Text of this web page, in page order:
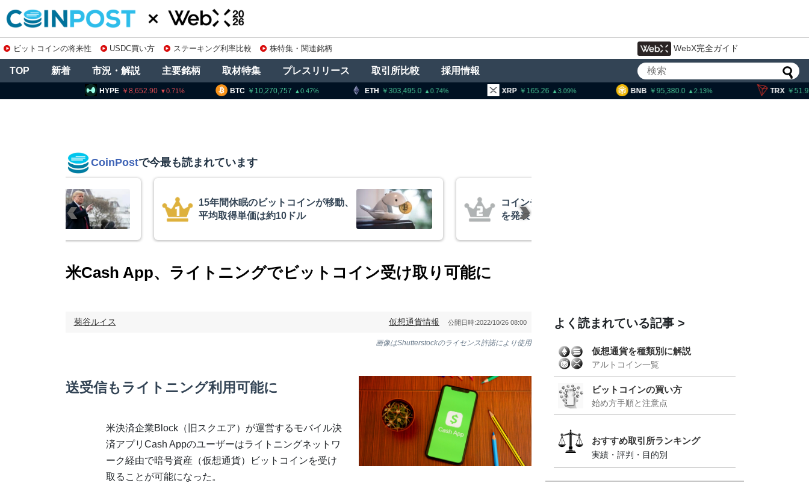
ビットコインの将来性 USDC買い方 ステーキング利率比較 株特集・関連銘柄 WebX完全ガイド
TOP 新着 市況・解説 主要銘柄 取材特集 プレスリリース 取引所比較 採用情報
BTC 10,270,757 ETH 303,495.0 0.74 XRP 165.26 3.09 BNB 95,380.0 TRX 51.91 0.5 SOL
CoinPostで今最も読まれています
コインチェック、1銘柄の上場廃止
を発表
トランプ大統領発言、「仮想通貨主
導権は中国に渡さない」
米Cash App、ライトニングでビットコイン受け取り可能に
菊谷ルイス 仮想通貨情報 公開日時:2022/10/26 08:00
画像はShutterstockのライセンス許諾により使用
送受信もライトニング利用可能に
米決済企業Block（旧スクエア）が運営するモバイル決
済アプリCash Appのユーザーはライトニングネットワ
ーク経由で暗号資産（仮想通貨）ビットコインを受け
取ることが可能になった。
よく読まれている記事
仮想通貨を種類別に解説
アルトコイン一覧
ビットコインの買い方
始め方手順と注意点
おすすめ取引所ランキング
実績・評判・目的別